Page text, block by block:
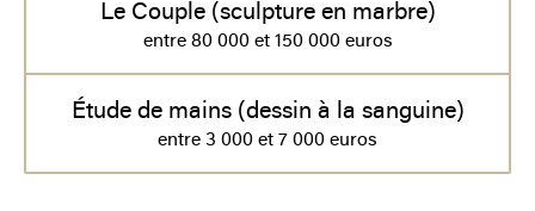
Le Couple (sculpture en marbre)
entre 80 000 et 150 000 euros
Étude de mains (dessin à la sanguine)
entre 3 000 et 7 000 euros